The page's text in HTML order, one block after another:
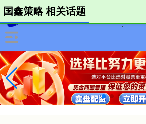
国鑫策略 相关话题